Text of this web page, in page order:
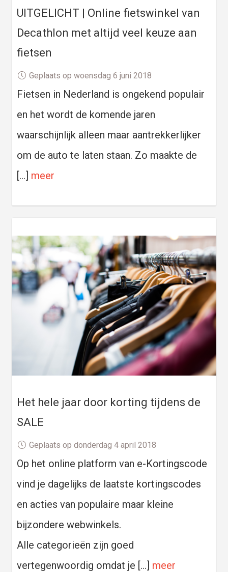
UITGELICHT | Online fietswinkel van
Decathlon met altijd veel keuze aan
fietsen
Geplaats op woensdag 6 juni 2018
Fietsen in Nederland is ongekend populair
en het wordt de komende jaren
waarschijnlijk alleen maar aantrekkerlijker
om de auto te laten staan. Zo maakte de
[…] meer
Het hele jaar door korting tijdens de
SALE
Geplaats op donderdag 4 april 2018
Op het online platform van e-Kortingscode
vind je dagelijks de laatste kortingscodes
en acties van populaire maar kleine
bijzondere webwinkels.
Alle categorieën zijn goed
vertegenwoordig omdat je […] meer